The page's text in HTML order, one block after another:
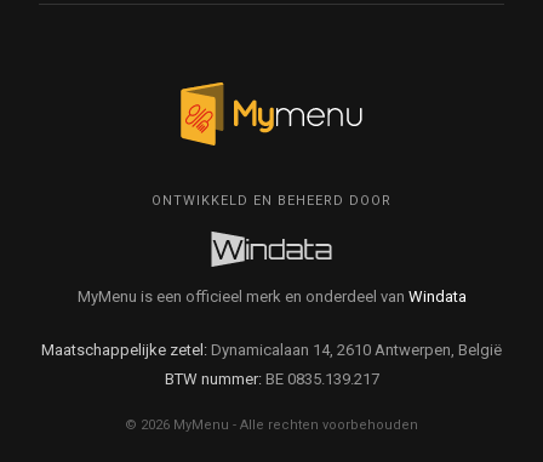
ONTWIKKELD EN BEHEERD DOOR
MyMenu is een officieel merk en onderdeel van Windata
Maatschappelijke zetel: Dynamicalaan 14, 2610 Antwerpen, België
BTW nummer:BE 0835.139.217
© 2026 MyMenu - Alle rechten voorbehouden